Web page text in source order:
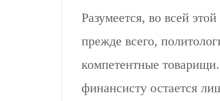
Разумеется, во всей
прежде всего,
компетентные
финансисту остается